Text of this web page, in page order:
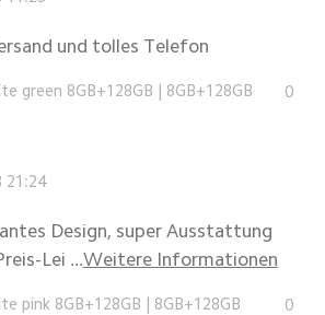
und tolles Telefon
green 8GB+128GB | 8GB+128GB 0
21:24
Design, super Ausstattung
Lei ...Weitere Informationen
pink 8GB+128GB 8GB+128GB 0